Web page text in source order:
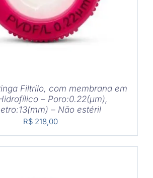
Filtrilo, com membrana em
– Poro:0.22(μm),
– Não estéril
R$218,00